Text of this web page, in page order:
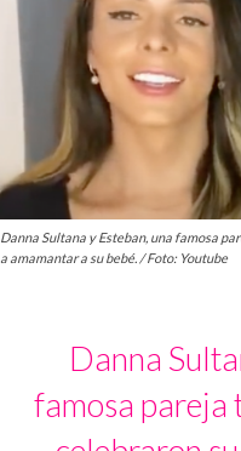
Danna Sultana y Esteban, una famosa
a amamantar a su bebé. / Foto: Youtube
Danna
famosa pareja